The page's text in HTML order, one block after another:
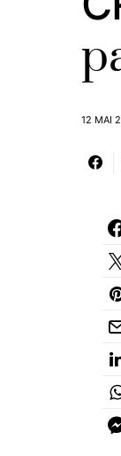
12 MAI